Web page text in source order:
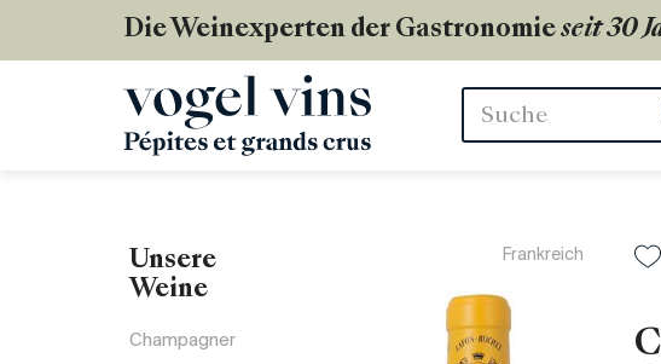
Die Weinexperten der Gastronomie seit 30
Stichwörter
Unsere
Weine
Champagner
Frankreich